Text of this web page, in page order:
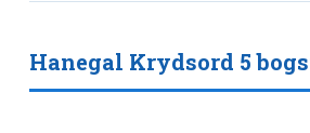
Hanegal Krydsord 5